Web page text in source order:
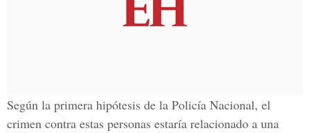
Según la primera hipótesis de la Policía Nacional, el
crimen contra estas personas estaría relacionado a una